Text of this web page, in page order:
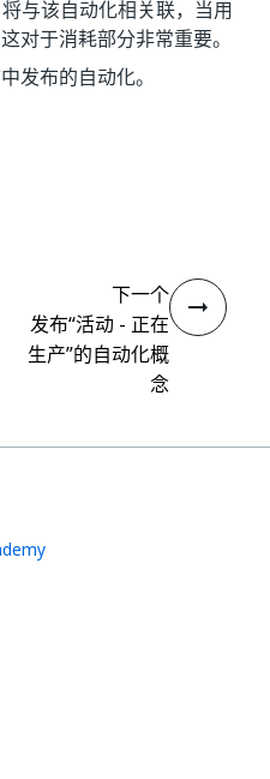
与该自动化相关联，当用
对于消耗部分非常重要。
发布的自动化。
下一个
发布“活动 - 正在
生产”的自动化概
念